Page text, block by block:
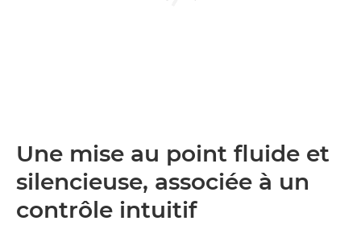
Une mise au point fluide et
silencieuse, associée à un
contrôle intuitif